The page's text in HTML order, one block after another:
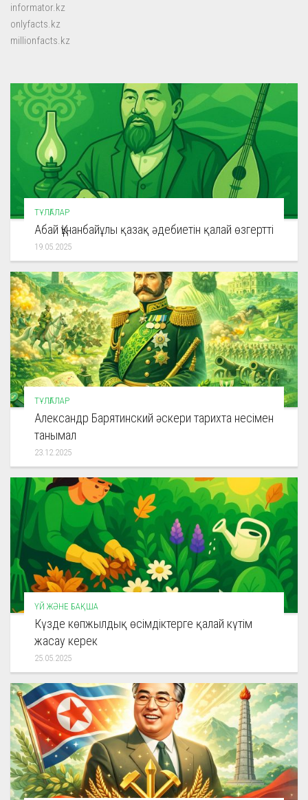
informator.kz
onlyfacts.kz
millionfacts.kz
ТҰЛҒАЛАР
Абай Құнанбайұлы қазақ әдебиетін қалай өзгертті
19.05.2025
ТҰЛҒАЛАР
Александр Барятинский әскери тарихта несімен
танымал
23.12.2025
ҮЙ ЖӘНЕ БАҚША
Күзде көпжылдық өсімдіктерге қалай күтім
жасау керек
25.05.2025